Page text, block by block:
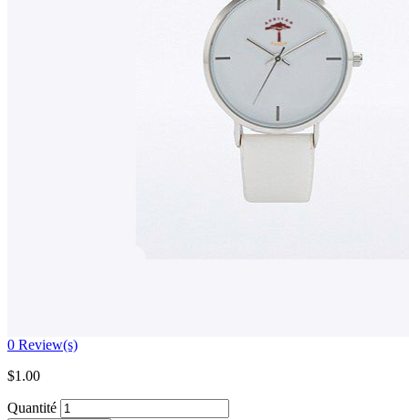
0 Review(s)
$1.00
Quantité